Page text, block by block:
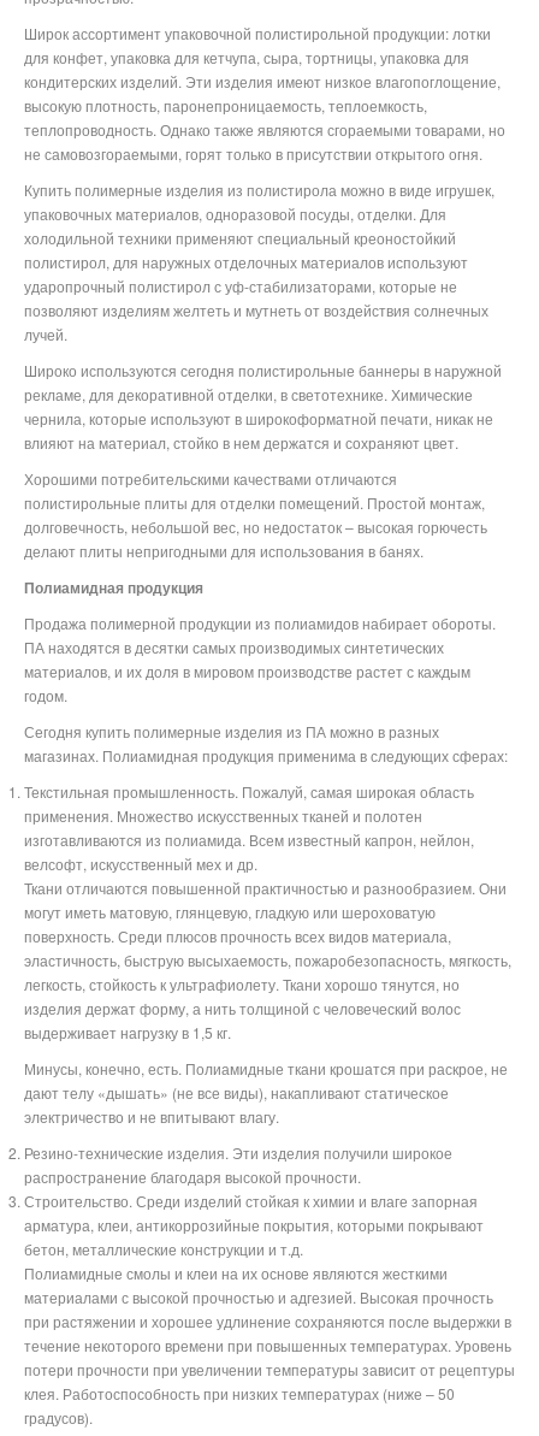
Широк ассортимент упаковочной полистирольной продукции: лотки
для конфет, упаковка для кетчупа, сыра, тортницы, упаковка для
кондитерских изделий. Эти изделия имеют низкое влагопоглощение,
высокую плотность, паронепроницаемость, теплоемкость,
теплопроводность. Однако также являются сгораемыми товарами, но
не самовозгораемыми, горят только в присутствии открытого огня.
Купить полимерные изделия из полистирола можно в виде игрушек,
упаковочных материалов, одноразовой посуды, отделки. Для
холодильной техники применяют специальный креоностойкий
полистирол, для наружных отделочных материалов используют
ударопрочный полистирол с уф-стабилизаторами, которые не
позволяют изделиям желтеть и мутнеть от воздействия солнечных
лучей.
Широко используются сегодня полистирольные баннеры в наружной
рекламе, для декоративной отделки, в светотехнике. Химические
чернила, которые используют в широкоформатной печати, никак не
влияют на материал, стойко в нем держатся и сохраняют цвет.
Хорошими потребительскими качествами отличаются
полистирольные плиты для отделки помещений. Простой монтаж,
долговечность, небольшой вес, но недостаток – высокая горючесть
делают плиты непригодными для использования в банях.
Полиамидная продукция
Продажа полимерной продукции из полиамидов набирает обороты.
ПА находятся в десятки самых производимых синтетических
материалов, и их доля в мировом производстве растет с каждым
годом.
Сегодня купить полимерные изделия из ПА можно в разных
магазинах. Полиамидная продукция применима в следующих сферах:
Текстильная промышленность. Пожалуй, самая широкая область
применения. Множество искусственных тканей и полотен
изготавливаются из полиамида. Всем известный капрон, нейлон,
велсофт, искусственный мех и др.
Ткани отличаются повышенной практичностью и разнообразием. Они
могут иметь матовую, глянцевую, гладкую или шероховатую
поверхность. Среди плюсов прочность всех видов материала,
эластичность, быструю высыхаемость, пожаробезопасность, мягкость,
легкость, стойкость к ультрафиолету. Ткани хорошо тянутся, но
изделия держат форму, а нить толщиной с человеческий волос
выдерживает нагрузку в 1,5 кг.
Минусы, конечно, есть. Полиамидные ткани крошатся при раскрое, не
дают телу «дышать» (не все виды), накапливают статическое
электричество и не впитывают влагу.
Резино-технические изделия. Эти изделия получили широкое
распространение благодаря высокой прочности.
Строительство. Среди изделий стойкая к химии и влаге запорная
арматура, клеи, антикоррозийные покрытия, которыми покрывают
бетон, металлические конструкции и т.д.
Полиамидные смолы и клеи на их основе являются жесткими
материалами с высокой прочностью и адгезией. Высокая прочность
при растяжении и хорошее удлинение сохраняются после выдержки в
течение некоторого времени при повышенных температурах. Уровень
потери прочности при увеличении температуры зависит от рецептуры
клея. Работоспособность при низких температурах (ниже – 50
градусов).